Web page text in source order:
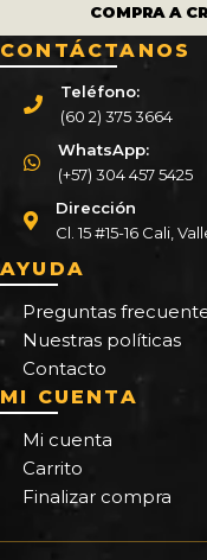
COMPRA A
CONTÁCTANOS
Teléfono:
(60 2) 375 3664
WhatsApp:
(+57) 304 457 5425
Dirección
Cl. 15 #15-16 Cali,
AYUDA
Preguntas
Nuestras políticas
Contacto
MI CUENTA
Mi cuenta
Carrito
Finalizar compra